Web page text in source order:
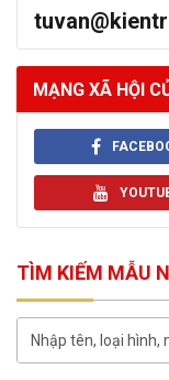
MẠNG XÃ HỘI
TÌM KIẾM MẪU